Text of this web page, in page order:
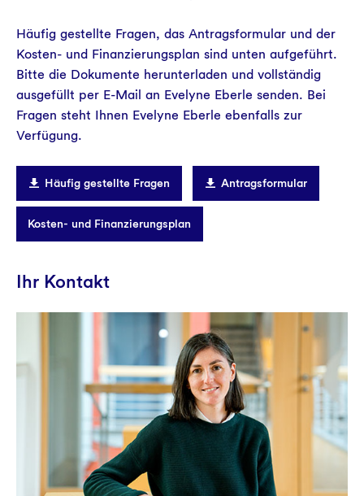
Häufig gestellte Fragen, das Antragsformular und der
Kosten- und Finanzierungsplan sind unten aufgeführt.
Bitte die Dokumente herunterladen und vollständig
ausgefüllt per E-Mail an Evelyne Eberle senden. Bei
Fragen steht Ihnen Evelyne Eberle ebenfalls zur
Verfügung.
Häufig gestellte Fragen Antragsformular
Kosten- und Finanzierungsplan
Ihr Kontakt